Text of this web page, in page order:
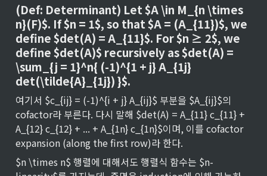
(Def: Determinant) Let $A \in M_{n \times
n}(F)$. If $n = 1$, so that $A = (A_{11})$, we
define $det(A) = A_{11}$. For $n ≥ 2$, we
define $det(A)$ recursively as $det(A) =
\sum_{j = 1}^n{ (-1)^{1 + j} A_{1j}
det(\tilde{A}_{1j}) }$.
여기서 $c_{ij} = (-1)^{i + j} A_{ij}$ 부분을 $A_{ij}$의
cofactor라 부른다. 다시 말해 $det(A) = A_{11} c_{11} +
A_{12} c_{12} + ... + A_{1n} c_{1n}$이며, 이를 cofactor
expansion (along the first row)라 한다.
$n \times n$ 행렬에 대해서도 행렬식 함수는 $n-